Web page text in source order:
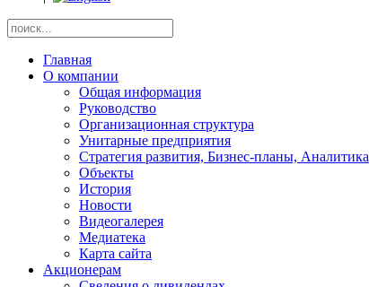
Главная
О компании
Общая информация
Руководство
Организационная структура
Унитарные предприятия
Стратегия развития, Бизнес-планы, Аналитика
Объекты
История
Новости
Видеогалерея
Медиатека
Карта сайта
Акционерам